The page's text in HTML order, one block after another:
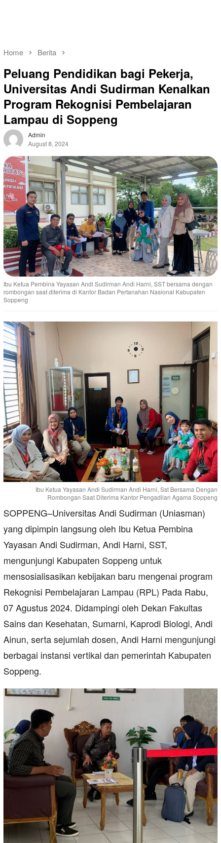
Home Berita
Peluang Pendidikan bagi Pekerja,
Universitas Andi Sudirman Kenalkan
Program Rekognisi Pembelajaran
Lampau di Soppeng
Admin
August 8, 2024
Ibu Ketua Pembina Yayasan Andi Sudirman Andi Harni, SST bersama dengan
rombongan saat diterima di Kantor Badan Pertanahan Nasional Kabupaten
Soppeng
Ibu Ketua Yayasan Andi Sudirman Andi Harni, Sst Bersama Dengan
Rombongan Saat Diterima Kantor Pengadilan Agama Soppeng
SOPPENG–Universitas Andi Sudirman (Uniasman)
yang dipimpin langsung oleh Ibu Ketua Pembina
Yayasan Andi Sudirman, Andi Harni, SST,
mengunjungi Kabupaten Soppeng untuk
mensosialisasikan kebijakan baru mengenai program
Rekognisi Pembelajaran Lampau (RPL) Pada Rabu,
07 Agustus 2024. Didampingi oleh Dekan Fakultas
Sains dan Kesehatan, Sumarni, Kaprodi Biologi, Andi
Ainun, serta sejumlah dosen, Andi Harni mengunjungi
berbagai instansi vertikal dan pemerintah Kabupaten
Soppeng.